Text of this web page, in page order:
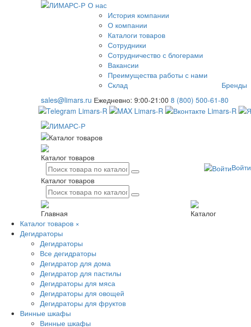
О нас
История компании
О компании
Каталоги товаров
Сотрудники
Сотрудничество с блогерами
Вакансии
Преимущества работы с нами
Склад
Бренды
sales@limars.ru Ежедневно: 9:00-21:00 8 (800) 500-61-80
Каталог товаров
Войти
Каталог товаров
Главная Каталог
Каталог товаров ×
Дегидраторы
Дегидраторы
Все дегидраторы
Дегидратор для дома
Дегидратор для пастилы
Дегидраторы для мяса
Дегидраторы для овощей
Дегидраторы для фруктов
Винные шкафы
Винные шкафы